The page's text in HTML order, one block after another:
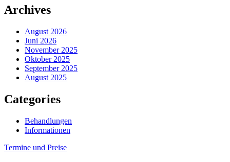
Archives
August 2026
Juni 2026
November 2025
Oktober 2025
September 2025
August 2025
Categories
Behandlungen
Informationen
Termine und Preise